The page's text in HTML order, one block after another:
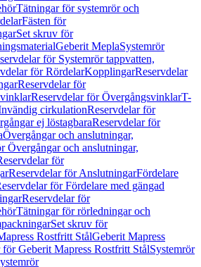
Tätningar för systemrör och
Fästen för
Set skruv för
Geberit MeplaSystemrör
för Systemrör tappvatten,
för RördelarKopplingarReservdelar
Reservdelar för
Reservdelar för ÖvergångsvinklarT-
cirkulationReservdelar för
ej löstagbaraReservdelar för
Övergångar och anslutningar,
Övergångar och anslutningar,
för
Reservdelar för AnslutningarFördelare
för Fördelare med gängad
Reservdelar för
Tätningar för rörledningar och
Set skruv för
Rostfritt StålGeberit Mapress
för Geberit Mapress Rostfritt StålSystemrör